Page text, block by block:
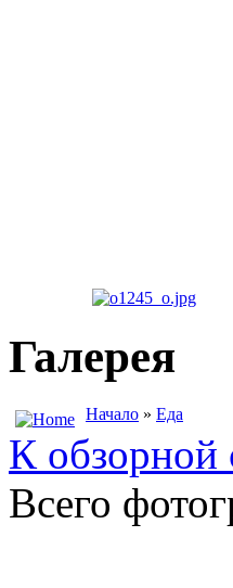
Галерея
Начало » Еда
К обзорной
Всего